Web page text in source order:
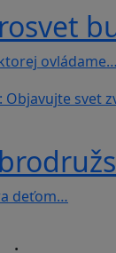
ovládame…
deťom…